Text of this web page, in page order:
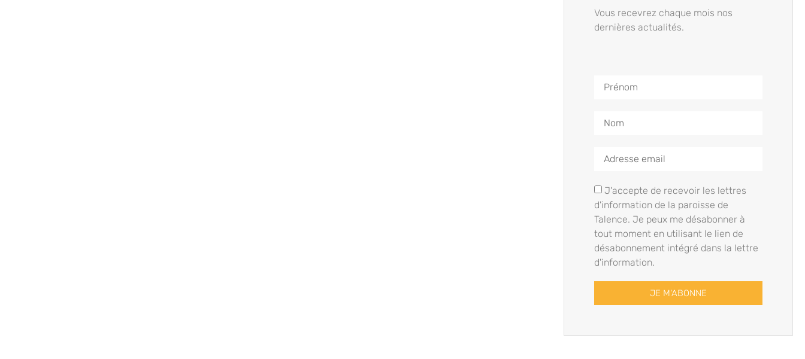
Vous recevrez chaque mois nos
dernières actualités.
J'accepte de recevoir les lettres
d'information de la paroisse de
Talence. Je peux me désabonner à
tout moment en utilisant le lien de
désabonnement intégré dans la lettre
d'information.
JE M'ABONNE